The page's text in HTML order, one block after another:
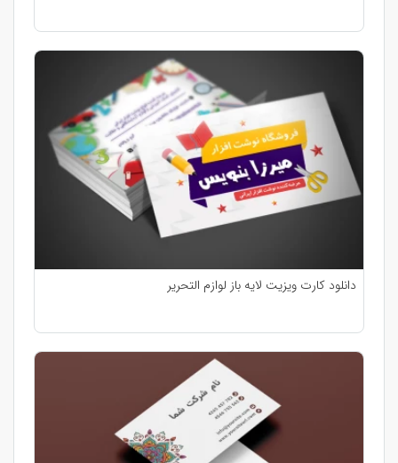
دانلود کارت ویزیت لایه باز لوازم التحریر